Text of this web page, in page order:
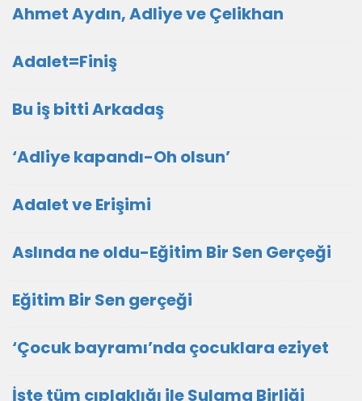
Ahmet Aydın, Adliye ve Çelikhan
Adalet=Finiş
Bu iş bitti Arkadaş
‘Adliye kapandı-Oh olsun’
Adalet ve Erişimi
Aslında ne oldu-Eğitim Bir Sen Gerçeği
Eğitim Bir Sen gerçeği
‘Çocuk bayramı’nda çocuklara eziyet
İşte tüm çıplaklığı ile Sulama Birliği